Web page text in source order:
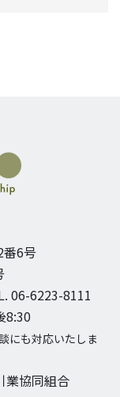
6号
06-6223-8111
8:30
にも対応いたしま
業協同組合